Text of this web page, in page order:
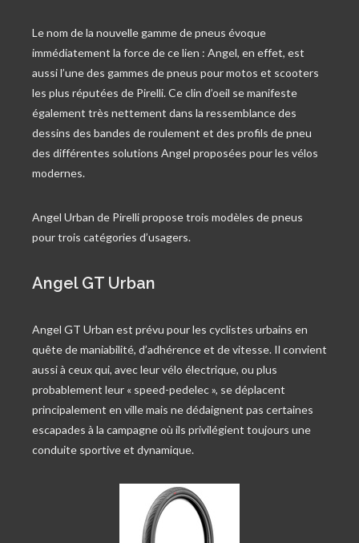
Le nom de la nouvelle gamme de pneus évoque
immédiatement la force de ce lien : Angel, en effet, est
aussi l’une des gammes de pneus pour motos et scooters
les plus réputées de Pirelli. Ce clin d’oeil se manifeste
également très nettement dans la ressemblance des
dessins des bandes de roulement et des profils de pneu
des différentes solutions Angel proposées pour les vélos
modernes.
Angel Urban de Pirelli propose trois modèles de pneus
pour trois catégories d’usagers.
Angel GT Urban
Angel GT Urban est prévu pour les cyclistes urbains en
quête de maniabilité, d’adhérence et de vitesse. Il convient
aussi à ceux qui, avec leur vélo électrique, ou plus
probablement leur « speed-pedelec », se déplacent
principalement en ville mais ne dédaignent pas certaines
escapades à la campagne où ils privilégient toujours une
conduite sportive et dynamique.